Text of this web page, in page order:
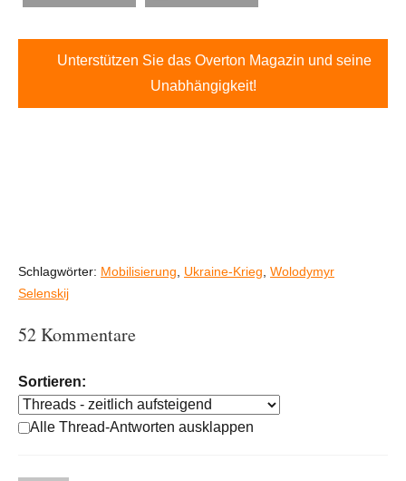
Unterstützen Sie das Overton Magazin und seine
Unabhängigkeit!
Schlagwörter: Mobilisierung, Ukraine-Krieg, Wolodymyr
Selenskij
52 Kommentare
Sortieren:
Alle Thread-Antworten ausklappen